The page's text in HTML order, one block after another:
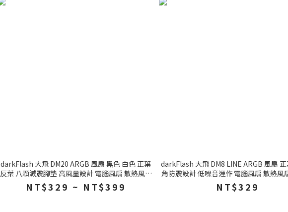
darkFlash 大飛 DM20 ARGB 風扇 黑色 白色 正葉
反葉 八顆減震腳墊 高風量設計 電腦風扇 散熱風扇
機殼風扇
NT$329 ~ NT$399
darkFlash 大飛 DM8 LINE ARGB 風扇
角防震設計 低噪音運作 電腦風扇 散熱風
扇
NT$329